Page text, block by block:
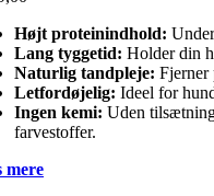
Højt proteinindhold:
Lang tyggetid: Holder din
Naturlig tandpleje: Fjerner
Letfordøjelig: Ideel for
Ingen kemi: Uden
farvestoffer.
mere